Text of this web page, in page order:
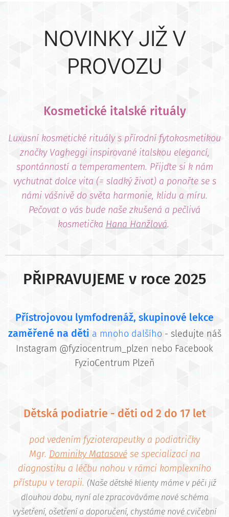
NOVINKY JIŽ V
PROVOZU
Kosmetické italské rituály
Luxusní kosmetické rituály s přírodní fytokosmetikou
značky Vagheggi inspirované italskou elegancí,
spontánností a temperamentem. Přijďte si k nám
vychutnat dolce vita (= sladký život) a ponořte se s
námi vášnivě do světa harmonie, klidu a míru.
Pečovat o vás bude naše zkušená a pečlivá
kosmetička Hana Hanžlová.
PŘIPRAVUJEME v roce 2025
Přístrojovou lymfodrenáž, skupinové lekce
zaměřené na děti a mnoho dalšího- sledujte náš
Instagram @fyziocentrum_plzen nebo Facebook
FyzioCentrum Plzeň
Dětská podiatrie - děti od 2 do 17 let
pod vedením fyzioterapeutky a podiatričky
Mgr. Dominiky Matasovése specializací na
diagnostiku a léčbu nohou v rámci komplexního
přístupu v terapii. (Naše dětské klienty máme v péči již
dlouhou dobu, nyní ale zpracováváme nové schéma
vyšetření, ošetření a doporučení, chystáme nové cvičební